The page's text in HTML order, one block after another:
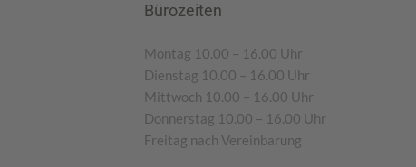
Bürozeiten
Montag 10.00 – 16.00 Uhr
Dienstag 10.00 – 16.00 Uhr
Mittwoch 10.00 – 16.00 Uhr
Donnerstag 10.00 – 16.00 Uhr
Freitag nach Vereinbarung